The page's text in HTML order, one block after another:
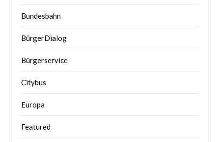
Bundesbahn
BürgerDialog
Bürgerservice
Citybus
Europa
Featured